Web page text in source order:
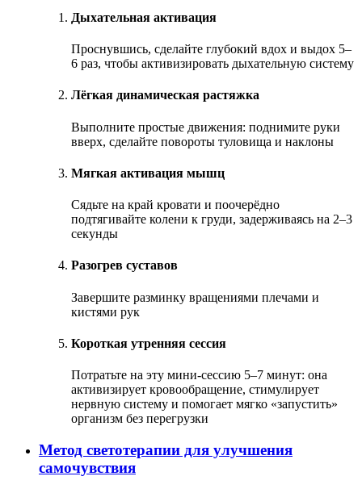
Дыхательная активация
Проснувшись, сделайте глубокий вдох и выдох 5–
6 раз, чтобы активизировать дыхательную систему
Лёгкая динамическая растяжка
Выполните простые движения: поднимите руки
вверх, сделайте повороты туловища и наклоны
Мягкая активация мышц
Сядьте на край кровати и поочерёдно
подтягивайте колени к груди, задерживаясь на 2–3
секунды
Разогрев суставов
Завершите разминку вращениями плечами и
кистями рук
Короткая утренняя сессия
Потратьте на эту мини-сессию 5–7 минут: она
активизирует кровообращение, стимулирует
нервную систему и помогает мягко «запустить»
организм без перегрузки
Метод светотерапии для улучшения
самочувствия